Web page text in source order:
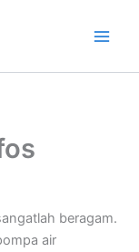
beragam.
air